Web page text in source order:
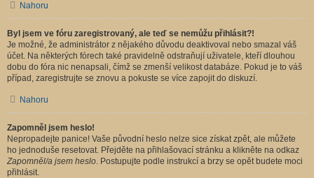
Nahoru
Byl jsem ve fóru zaregistrovaný, ale teď se nemůžu přihlásit?!
Je možné, že administrátor z nějakého důvodu deaktivoval nebo smazal váš
účet. Na některých fórech také pravidelně odstraňují uživatele, kteří dlouhou
dobu do fóra nic nenapsali, čímž se zmenší velikost databáze. Pokud je to váš
případ, zaregistrujte se znovu a pokuste se více zapojit do diskuzí.
Nahoru
Zapomněl jsem heslo!
Nepropadejte panice! Vaše původní heslo nelze sice získat zpět, ale můžete
ho jednoduše resetovat. Přejděte na přihlašovací stránku a klikněte na odkaz
Zapomněl/a jsem heslo. Postupujte podle instrukcí a brzy se opět budete moci
přihlásit.